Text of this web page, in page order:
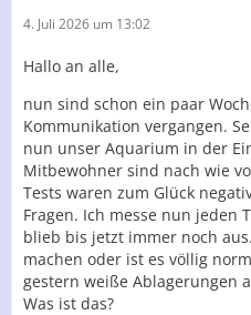
4. Juli 2026 um 13:02
Hallo an alle,
nun sind schon ein paar
Kommunikation vergangen.
nun unser Aquarium in der
Mitbewohner sind nach wie
Tests waren zum Glück
Fragen. Ich messe nun jeden
blieb bis jetzt immer noch
machen oder ist es völlig
gestern weiße Ablagerungen
Was ist das?